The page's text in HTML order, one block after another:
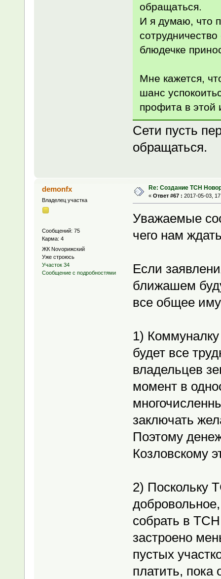
обращаться.
И я думаю, что
блюдечке
Мне кажется,
шанс
профита в этой
Сети пусть
обращаться.
demonfx
Владелец участка
Сообщений: 75
Карма: 4
ЖК Novoрижский
Уже строюсь
Участок 34
Сообщение с подробностями
Re: Создание ТСН
« Ответ #67 : 2017-05-03,
Уважаемые
чего нам
Если
ближашем
все общее
1)
будет все
владельцев
момент в
заключать
Поэтому
Козловскому
2) Поскольку
собрать в
застроено
пустых
платить,